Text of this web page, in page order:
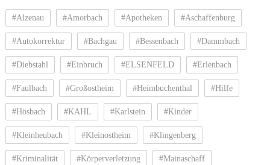
#Alzenau #Amorbach #Apotheken #Aschaffenburg
#Autokorrektur #Bachgau #Bessenbach #Dammbach
#Diebstahl #Einbruch #ELSENFELD #Erlenbach
#Faulbach #Großostheim #Heimbuchenthal #Hilfe
#Hösbach #KAHL #Karlstein #Kinder
#Kleinheubach #Kleinostheim #Klingenberg
#Kriminalität #Körperverletzung #Mainaschaff